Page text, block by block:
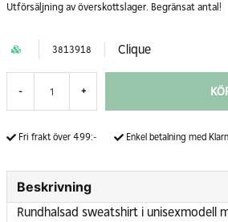
Utförsäljning av överskottslager. Begränsat antal!
3813918 Clique
- +
Fri frakt över 499:- Enkel betalning med
Beskrivning
Rundhalsad sweatshirt i unisexmodell